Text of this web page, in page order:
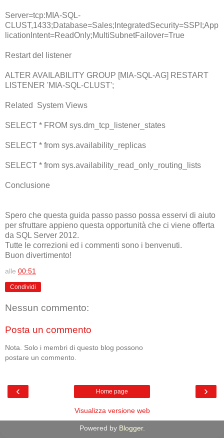
Server=tcp:MIA-SQL-
CLUST,1433;Database=Sales;IntegratedSecurity=SSPI;App
licationIntent=ReadOnly;MultiSubnetFailover=True
Restart del listener
ALTER AVAILABILITY GROUP [MIA-SQL-AG] RESTART
LISTENER 'MIA-SQL-CLUST';
Related System Views
SELECT * FROM sys.dm_tcp_listener_states
SELECT * from sys.availability_replicas
SELECT * from sys.availability_read_only_routing_lists
Conclusione
Spero che questa guida passo passo possa esservi di aiuto
per sfruttare appieno questa opportunità che ci viene offerta
da SQL Server 2012.
Tutte le correzioni ed i commenti sono i benvenuti.
Buon divertimento!
alle 00:51
Condividi
Nessun commento:
Posta un commento
Nota. Solo i membri di questo blog possono
postare un commento.
‹ ›
Home page
Visualizza versione web
Powered by Blogger.